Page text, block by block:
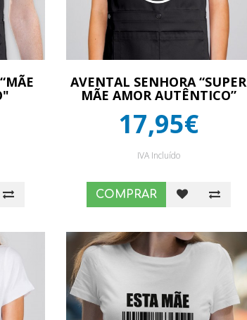
AVENTAL SENHORA “SUPER
MÃE AMOR AUTÊNTICO”
17,95€
IVA Incluído
COMPRAR